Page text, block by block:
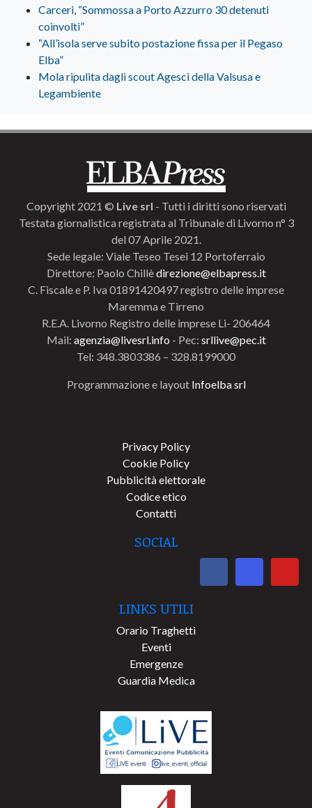
Carceri, “Sommossa a Porto Azzurro 30 detenuti
coinvolti”
“All’isola serve subito postazione fissa per il Pegaso
Elba”
Mola ripulita dagli scout Agesci della Valsusa e
Legambiente
Copyright 2021 © Live srl - Tutti i diritti sono riservati
Testata giornalistica registrata al Tribunale di Livorno n° 3
del 07 Aprile 2021.
Sede legale: Viale Teseo Tesei 12 Portoferraio
Direttore: Paolo Chillèdirezione@elbapress.it
C. Fiscale e P. Iva 01891420497 registro delle imprese
Maremma e Tirreno
R.E.A. Livorno Registro delle imprese Li- 206464
Mail: agenzia@livesrl.info - Pec: srllive@pec.it
Tel: 348.3803386 – 328.8199000
Programmazione e layout Infoelba srl
Privacy Policy
Cookie Policy
Pubblicità elettorale
Codice etico
Contatti
SOCIAL
LINKS UTILI
Orario Traghetti
Eventi
Emergenze
Guardia Medica